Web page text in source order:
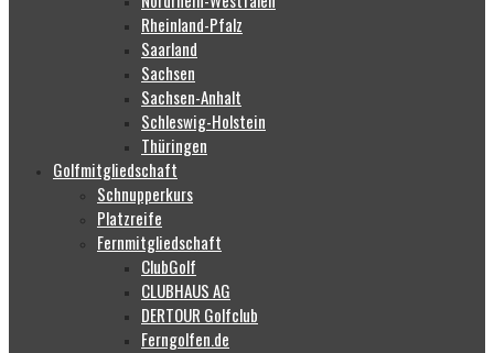
Rheinland-Pfalz
Saarland
Sachsen
Sachsen-Anhalt
Schleswig-Holstein
Thüringen
Golfmitgliedschaft
Schnupperkurs
Platzreife
Fernmitgliedschaft
ClubGolf
CLUBHAUS AG
DERTOUR Golfclub
Ferngolfen.de